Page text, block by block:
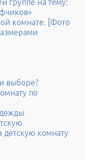
группе на тему:
комнате. [Фото
выборе?
по
комнату